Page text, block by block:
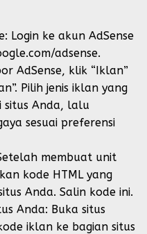
Login ke akun AdSense
adsense.
AdSense, klik “Iklan”
Pilih jenis iklan yang
situs Anda, lalu
sesuai preferensi
membuat unit
kode HTML yang
Anda. Salin kode ini.
Anda: Buka situs
iklan ke bagian situs